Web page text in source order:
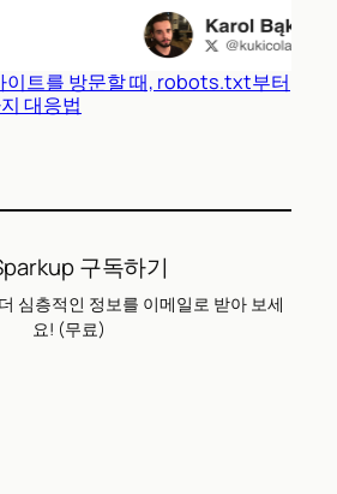
이트를 방문할 때, robots.txt부터
대응법
구독하기
심층적인 정보를 이메일로 받아 보세
요! (무료)